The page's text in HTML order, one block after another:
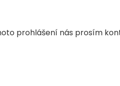
prohlášení nás prosím